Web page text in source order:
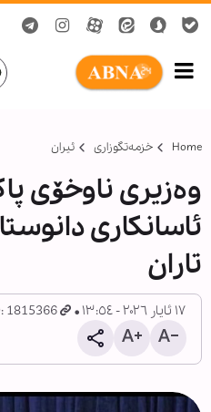
Home خزمەتگوزاری ئیران
وەزیری ناوخۆی
ئاسانکاری
تاران
١٧ ئایار ٢٠٢٦ - ١٣:٥٤ 1815366